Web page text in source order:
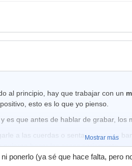
al principio, hay que trabajar con un
esto es lo que yo pienso.
es que antes de hablar de grabar, los
a las cuerdas o sentarse en una
hacer las cosas seriamente.......
la guitarra AFINADA y que esta tenga
Mostrar más
ponerlo (ya sé que hace falta, pero